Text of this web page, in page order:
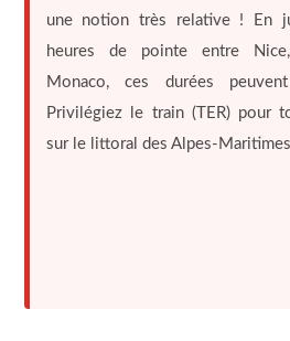
une notion très relative ! En
heures de pointe entre
Monaco, ces durées
Privilégiez le train (TER) pour
sur le littoral des Alpes-